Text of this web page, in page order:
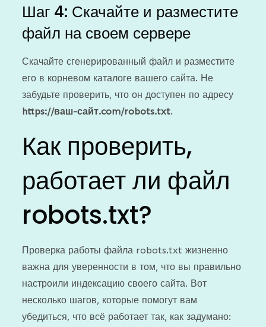
Шаг 4: Скачайте и разместите
файл на своем сервере
Скачайте сгенерированный файл и разместите
его в корневом каталоге вашего сайта. Не
забудьте проверить, что он доступен по адресу
https://ваш-сайт.com/robots.txt.
Как проверить,
работает ли файл
robots.txt?
Проверка работы файла robots.txt жизненно
важна для уверенности в том, что вы правильно
настроили индексацию своего сайта. Вот
несколько шагов, которые помогут вам
убедиться, что всё работает так, как задумано: